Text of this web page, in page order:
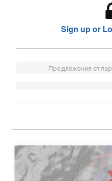
Sign up or
Предложения от